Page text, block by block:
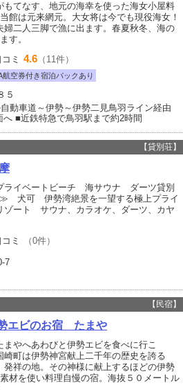
てなす、地元の海幸を使った海女小屋料
は元来網元。大女将は今でも現役海女！
婦二人三脚で漁に出ます。春夏秋冬、海の
す。
ミ 4.6 （11件）
航空券付き宿泊パックあり
５
動車道～伊勢～伊勢二見鳥羽ライン経由
へ ■近鉄特急で鳥羽駅まで約2時間
【貸別荘】
ライベートビーチ 海サウナ ダーツ貸別
犬可 伊勢湾絶景を一望する極上プライ
ゾート サウナ、カラオケ、ダーツ、カヤ
ミ （0件）
【民宿】
エビのお宿 たまや
やへあわびと伊勢エビを食べに行こ
町は伊勢神宮献上二千年の歴史を誇る
発祥の地。その神様に献上するほどの伊勢
材を使い料理自慢の宿。海抜５０メートル